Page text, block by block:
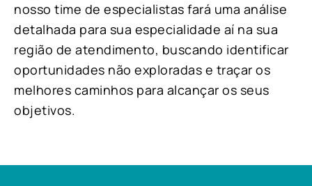
nosso time de especialistas fará uma análise
detalhada para sua especialidade aí na sua
região de atendimento, buscando identificar
oportunidades não exploradas e traçar os
melhores caminhos para alcançar os seus
objetivos.